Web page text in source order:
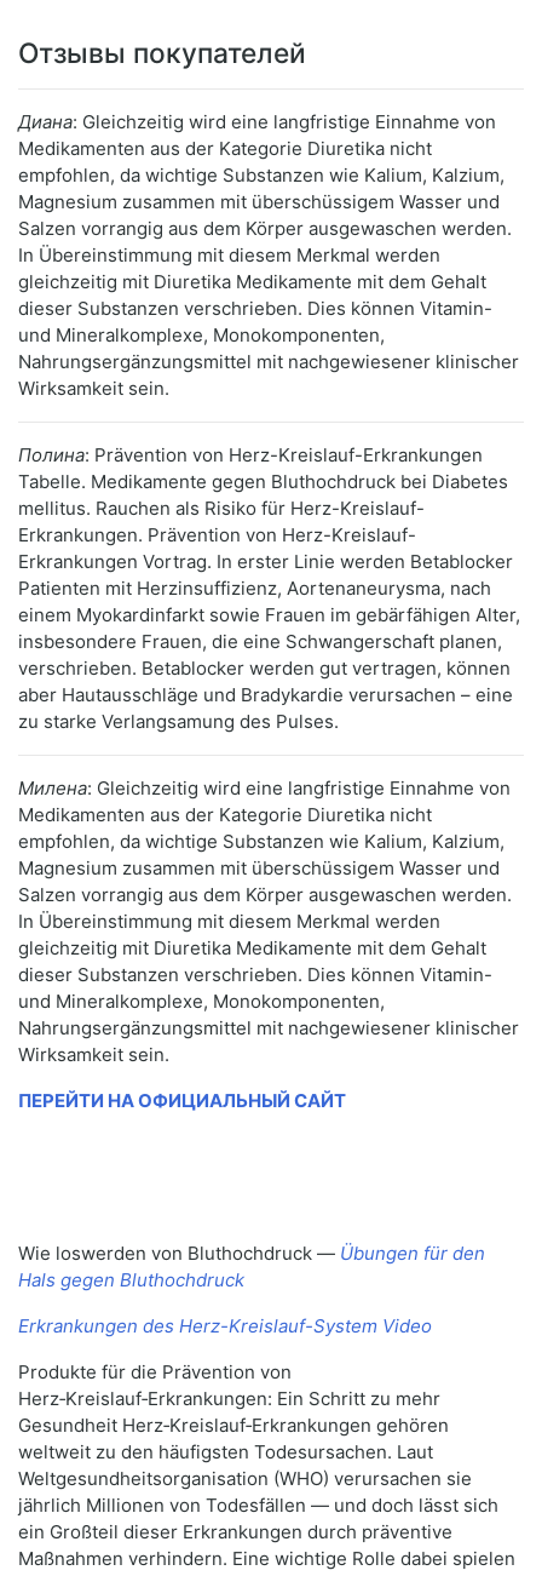
Отзывы покупателей
Диана: Gleichzeitig wird eine langfristige Einnahme von
Medikamenten aus der Kategorie Diuretika nicht
empfohlen, da wichtige Substanzen wie Kalium, Kalzium,
Magnesium zusammen mit überschüssigem Wasser und
Salzen vorrangig aus dem Körper ausgewaschen werden.
In Übereinstimmung mit diesem Merkmal werden
gleichzeitig mit Diuretika Medikamente mit dem Gehalt
dieser Substanzen verschrieben. Dies können Vitamin-
und Mineralkomplexe, Monokomponenten,
Nahrungsergänzungsmittel mit nachgewiesener klinischer
Wirksamkeit sein.
Полина: Prävention von Herz-Kreislauf-Erkrankungen
Tabelle. Medikamente gegen Bluthochdruck bei Diabetes
mellitus. Rauchen als Risiko für Herz-Kreislauf-
Erkrankungen. Prävention von Herz-Kreislauf-
Erkrankungen Vortrag. In erster Linie werden Betablocker
Patienten mit Herzinsuffizienz, Aortenaneurysma, nach
einem Myokardinfarkt sowie Frauen im gebärfähigen Alter,
insbesondere Frauen, die eine Schwangerschaft planen,
verschrieben. Betablocker werden gut vertragen, können
aber Hautausschläge und Bradykardie verursachen – eine
zu starke Verlangsamung des Pulses.
Милена: Gleichzeitig wird eine langfristige Einnahme von
Medikamenten aus der Kategorie Diuretika nicht
empfohlen, da wichtige Substanzen wie Kalium, Kalzium,
Magnesium zusammen mit überschüssigem Wasser und
Salzen vorrangig aus dem Körper ausgewaschen werden.
In Übereinstimmung mit diesem Merkmal werden
gleichzeitig mit Diuretika Medikamente mit dem Gehalt
dieser Substanzen verschrieben. Dies können Vitamin-
und Mineralkomplexe, Monokomponenten,
Nahrungsergänzungsmittel mit nachgewiesener klinischer
Wirksamkeit sein.
ПЕРЕЙТИ НА ОФИЦИАЛЬНЫЙ САЙТ
Wie loswerden von Bluthochdruck — Übungen für den
Hals gegen Bluthochdruck
Erkrankungen des Herz-Kreislauf-System Video
Produkte für die Prävention von
Herz‑Kreislauf‑Erkrankungen: Ein Schritt zu mehr
Gesundheit Herz‑Kreislauf‑Erkrankungen gehören
weltweit zu den häufigsten Todesursachen. Laut
Weltgesundheitsorganisation (WHO) verursachen sie
jährlich Millionen von Todesfällen — und doch lässt sich
ein Großteil dieser Erkrankungen durch präventive
Maßnahmen verhindern. Eine wichtige Rolle dabei spielen